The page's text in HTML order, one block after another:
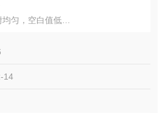
匀，空白值低
织匀浆液、细胞培养上清液、尿液、
人、猴、大鼠、小鼠、兔、猪、犬、
子、血管生成素、动脉粥样硬化因
14